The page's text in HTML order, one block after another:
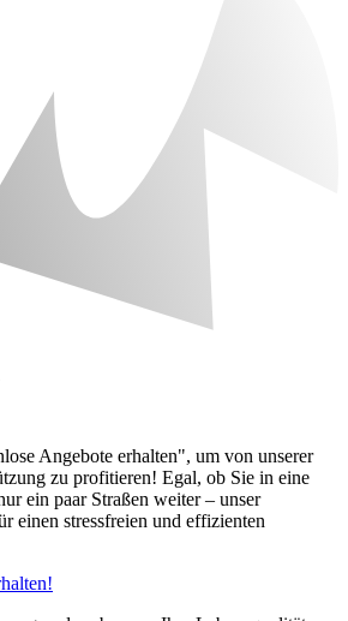
Angebote erhalten", um von unserer
zu profitieren! Egal, ob Sie in eine
ein paar Straßen weiter – unser
einen stressfreien und effizienten